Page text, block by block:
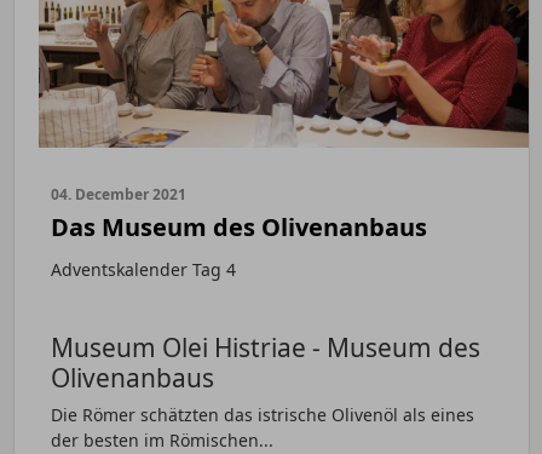
04. December 2021
Das Museum des Olivenanbaus
Adventskalender Tag 4
Museum Olei Histriae - Museum des
Olivenanbaus
Die Römer schätzten das istrische Olivenöl als eines
der besten im Römischen...